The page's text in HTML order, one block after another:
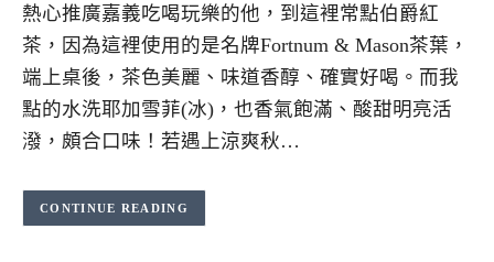
熱心推廣嘉義吃喝玩樂的他，到這裡常點伯爵紅
茶，因為這裡使用的是名牌Fortnum & Mason茶葉，
端上桌後，茶色美麗、味道香醇、確實好喝。而我
點的水洗耶加雪菲(冰)，也香氣飽滿、酸甜明亮活
潑，頗合口味！若遇上涼爽秋…
CONTINUE READING